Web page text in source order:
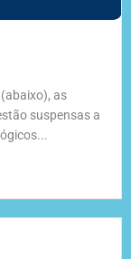
as
suspensas a